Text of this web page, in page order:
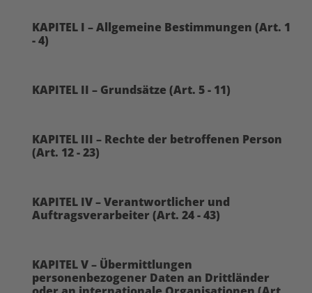
KAPITEL I – Allgemeine Bestimmungen (Art. 1
- 4)
KAPITEL II – Grundsätze (Art. 5 - 11)
KAPITEL III – Rechte der betroffenen Person
(Art. 12 - 23)
KAPITEL IV – Verantwortlicher und
Auftragsverarbeiter (Art. 24 - 43)
KAPITEL V – Übermittlungen
personenbezogener Daten an Drittländer